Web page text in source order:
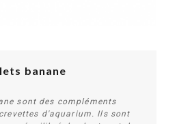
banane
sont des compléments
d'aquarium. Ils sont